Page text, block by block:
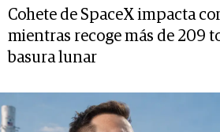
Cohete de SpaceX impacta
mientras recoge más de 209
basura lunar